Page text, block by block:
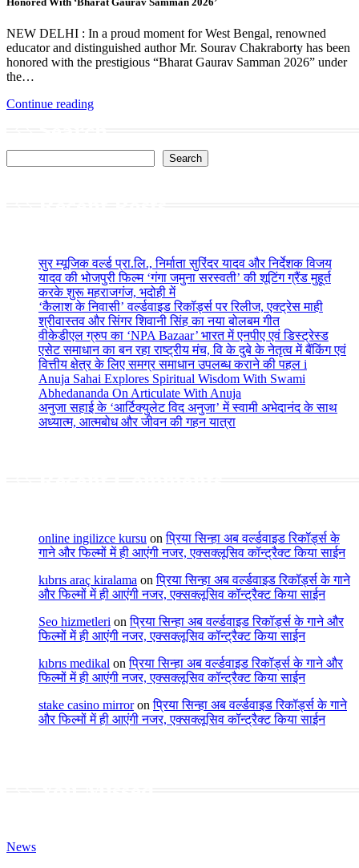
NEW DELHI : In a proud moment for West Bengal, renowned
educator and distinguished author Mr. Sourav Chakraborty has been
honored with the prestigious “Bharat Gaurav Samman 2026” under
the…
Continue reading
Search
सुर म्यूजिक वर्ल्ड प्रा.लि., निर्माता सुरिंदर यादव और निर्देशक विजय
यादव की भोजपुरी फिल्म ‘गंगा जमुना सरस्वती’ की शूटिंग ग्रैंड मुहूर्त
करके शुरू महराजगंज, भदोही में
‘कैलाश के निवासी’ वर्ल्डवाइड रिकॉर्ड्स पर रिलीज, एक्ट्रेस माही
श्रीवास्तव और सिंगर शिवानी सिंह का नया बोलबम गीत
वीकेडीएल ग्रुप का ‘NPA Bazaar’ भारत में एनपीए एवं डिस्ट्रेस्ड
एसेट समाधान का बन रहा राष्ट्रीय मंच, वि के दुबे के नेतृत्व में बैंकिंग एवं
वित्तीय क्षेत्र के लिए समग्र समाधान उपलब्ध कराने की पहल i
Anuja Sahai Explores Spiritual Wisdom With Swami
Abhedananda On Articulate With Anuja
अनुजा सहाई के ‘आर्टिक्युलेट विद अनुजा’ में स्वामी अभेदानंद के साथ
अध्यात्म, आत्मबोध और जीवन की गहन यात्रा
online ingilizce kursu onप्रिया सिन्हा अब वर्ल्डवाइड रिकॉर्ड्स के
गाने और फिल्मों में ही आएंगी नजर, एक्सक्लूसिव कॉन्ट्रैक्ट किया साईन
kıbrıs araç kiralama onप्रिया सिन्हा अब वर्ल्डवाइड रिकॉर्ड्स के गाने
और फिल्मों में ही आएंगी नजर, एक्सक्लूसिव कॉन्ट्रैक्ट किया साईन
Seo hizmetleri onप्रिया सिन्हा अब वर्ल्डवाइड रिकॉर्ड्स के गाने और
फिल्मों में ही आएंगी नजर, एक्सक्लूसिव कॉन्ट्रैक्ट किया साईन
kıbrıs medikal onप्रिया सिन्हा अब वर्ल्डवाइड रिकॉर्ड्स के गाने और
फिल्मों में ही आएंगी नजर, एक्सक्लूसिव कॉन्ट्रैक्ट किया साईन
stake casino mirroronप्रिया सिन्हा अब वर्ल्डवाइड रिकॉर्ड्स के गाने
और फिल्मों में ही आएंगी नजर, एक्सक्लूसिव कॉन्ट्रैक्ट किया साईन
News